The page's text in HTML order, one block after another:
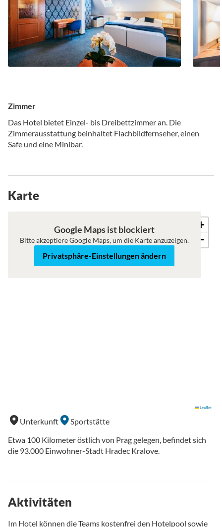
Zimmer
Das Hotel bietet Einzel- bis Dreibettzimmer an. Die
Zimmerausstattung beinhaltet Flachbildfernseher, einen
Safe und eine Minibar.
Karte
Satellit
+
−
Leaflet
Google Maps ist blockiert
Bitte akzeptiere Google Maps, um die Karte anzuzeigen.
Privatsphäre-Einstellungen ändern
Unterkunft
Sportstätte
Etwa 100 Kilometer östlich von Prag gelegen, befindet sich
die 93.000 Einwohner-Stadt Hradec Kralove.
Aktivitäten
Im Hotel können die Teams kostenfrei den Hotelpool sowie